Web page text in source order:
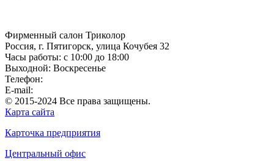
Фирменный салон Триколор
Россия, г. Пятигорск, улица Кочубея 32
Часы работы: с 10:00 до 18:00
Выходной: Воскресенье
Телефон:
E-mail:
© 2015-2024 Все права защищены.
Карта сайта
Карточка предприятия
Центральный офис